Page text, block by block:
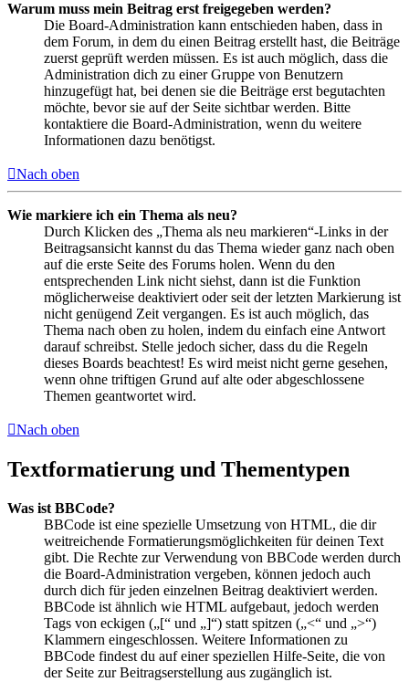
Warum muss mein Beitrag erst freigegeben werden?
Die Board-Administration kann entschieden haben, dass in
dem Forum, in dem du einen Beitrag erstellt hast, die Beiträge
zuerst geprüft werden müssen. Es ist auch möglich, dass die
Administration dich zu einer Gruppe von Benutzern
hinzugefügt hat, bei denen sie die Beiträge erst begutachten
möchte, bevor sie auf der Seite sichtbar werden. Bitte
kontaktiere die Board-Administration, wenn du weitere
Informationen dazu benötigst.
Nach oben
Wie markiere ich ein Thema als neu?
Durch Klicken des „Thema als neu markieren“-Links in der
Beitragsansicht kannst du das Thema wieder ganz nach oben
auf die erste Seite des Forums holen. Wenn du den
entsprechenden Link nicht siehst, dann ist die Funktion
möglicherweise deaktiviert oder seit der letzten Markierung ist
nicht genügend Zeit vergangen. Es ist auch möglich, das
Thema nach oben zu holen, indem du einfach eine Antwort
darauf schreibst. Stelle jedoch sicher, dass du die Regeln
dieses Boards beachtest! Es wird meist nicht gerne gesehen,
wenn ohne triftigen Grund auf alte oder abgeschlossene
Themen geantwortet wird.
Nach oben
Textformatierung und Thementypen
Was ist BBCode?
BBCode ist eine spezielle Umsetzung von HTML, die dir
weitreichende Formatierungsmöglichkeiten für deinen Text
gibt. Die Rechte zur Verwendung von BBCode werden durch
die Board-Administration vergeben, können jedoch auch
durch dich für jeden einzelnen Beitrag deaktiviert werden.
BBCode ist ähnlich wie HTML aufgebaut, jedoch werden
Tags von eckigen („[“ und „]“) statt spitzen („<“ und „>“)
Klammern eingeschlossen. Weitere Informationen zu
BBCode findest du auf einer speziellen Hilfe-Seite, die von
der Seite zur Beitragserstellung aus zugänglich ist.